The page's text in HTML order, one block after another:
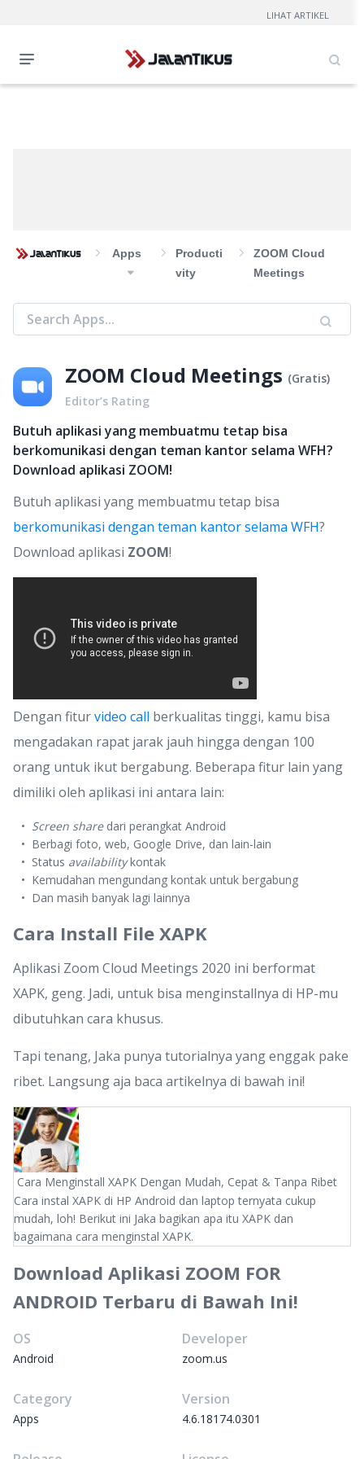
Apps
Producti
Vity
ZOOM Cloud
Meetings
ZOOM Cloud Meetings (Gratis)
Editor’s Rating
Butuh aplikasi yang membuatmu tetap bisa
berkomunikasi dengan teman kantor selama WFH?
Download aplikasi ZOOM!
Butuh aplikasi yang membuatmu tetap bisa
berkomunikasi dengan teman kantor selama WFH?
Download aplikasi ZOOM!
Dengan fiturvideo call berkualitas tinggi, kamu bisa
mengadakan rapat jarak jauh hingga dengan 100
orang untuk ikut bergabung. Beberapa fitur lain yang
dimiliki oleh aplikasi ini antara lain:
Screen sharedari perangkat Android
Berbagi foto, web, Google Drive, dan lain-lain
Status availabilitykontak
Kemudahan mengundang kontak untuk bergabung
Dan masih banyak lagi lainnya
Cara Install File XAPK
Aplikasi Zoom Cloud Meetings 2020 ini berformat
XAPK, geng. Jadi, untuk bisa menginstallnya di HP-mu
dibutuhkan cara khusus.
Tapi tenang, Jaka punya tutorialnya yang enggak pake
ribet. Langsung aja baca artikelnya di bawah ini!
Cara Menginstall XAPK Dengan Mudah, Cepat & Tanpa Ribet
Cara instal XAPK di HP Android dan laptop ternyata cukup
mudah, loh! Berikut ini Jaka bagikan apa itu XAPK dan
bagaimana cara menginstal XAPK.
LIHAT ARTIKEL
Download Aplikasi ZOOM FOR
ANDROID Terbaru di Bawah Ini!
OS
Android
Developer
zoom.us
Category
Apps
Version
4.6.18174.0301